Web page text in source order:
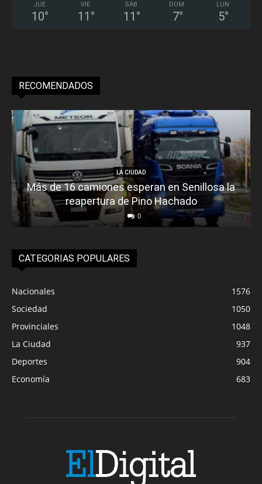
JUE
10°
VIE
11 °
SÁB
11 °
DOM
7°
LUN
5°
RECOMENDADOS
LA CIUDAD
Más de 16 camiones esperan en Senillosa la
reapertura de Pino Hachado
0
CATEGORIAS POPULARES
Nacionales
1576
Sociedad
1050
Provinciales
1048
La Ciudad
937
Deportes
904
Economía
683